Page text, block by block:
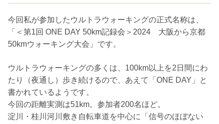
今回私が参加したウルトラウォーキングの正式名称は、
「＜第1回 ONE DAY 50km記録会＞2024 大阪から京都
50kmウォーキング大会」です。
ウルトラウォーキングの多くは、100km以上を2日間にわ
たり（夜通し）歩き続けるので、あえて「ONE DAY」と
書かれているようです。
今回の距離実測は51km。参加者200名ほど。
淀川・桂川河川敷き自転車道を中心に「信号のほぼない